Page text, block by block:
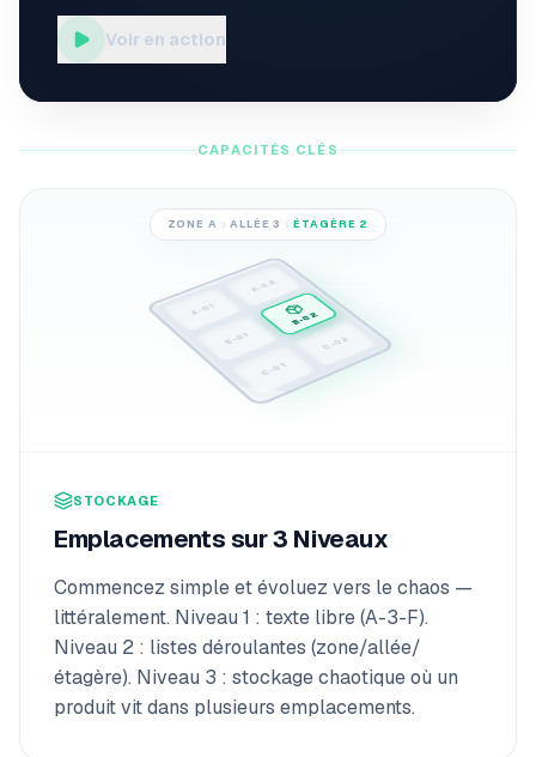
Voir en action
CAPACITÉS CLÉS
ZONE A ALLÉE 3 ÉTAGÈRE 2
A-01
A-02
B-01
B-02
C-01
C-02
STOCKAGE
Emplacements sur 3 Niveaux
Commencez simple et évoluez vers le chaos —
littéralement. Niveau 1 : texte libre (A-3-F).
Niveau 2 : listes déroulantes (zone/allée/
étagère). Niveau 3 : stockage chaotique où un
produit vit dans plusieurs emplacements.